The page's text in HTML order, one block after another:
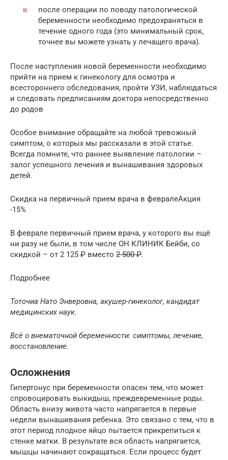
после операции по поводу патологической
беременности необходимо предохраняться в
течение одного года (это минимальный срок,
точнее вы можете узнать у лечащего врача).
После наступления новой беременности необходимо
прийти на прием к гинекологу для осмотра и
всестороннего обследования, пройти УЗИ, наблюдаться
и следовать предписаниям доктора непосредственно
до родов
Особое внимание обращайте на любой тревожный
симптом, о которых мы рассказали в этой статье.
Всегда помните, что раннее выявление патологии –
залог успешного лечения и вынашивания здоровых
детей.
Скидка на первичный прием врача в февралеАкция
-15%
В феврале первичный прием врача, у которого вы ещё
ни разу не были, в том числе ОН КЛИНИК Бейби, со
скидкой – от 2 125 ₽ вместо 2 500 ₽.
Подробнее
Тоточиа Нато Энверовна, акушер-гинеколог, кандидат
медицинских наук.
Всё о внематочной беременности: симптомы, лечение,
восстановление.
Осложнения
Гипертонус при беременности опасен тем, что может
спровоцировать выкидыш, преждевременные роды.
Область внизу живота часто напрягается в первые
недели вынашивания ребенка. Это связано с тем, что в
этот период плодное яйцо пытается прикрепиться к
стенке матки. В результате вся область напрягается,
мышцы начинают сокращаться. Если процесс будет